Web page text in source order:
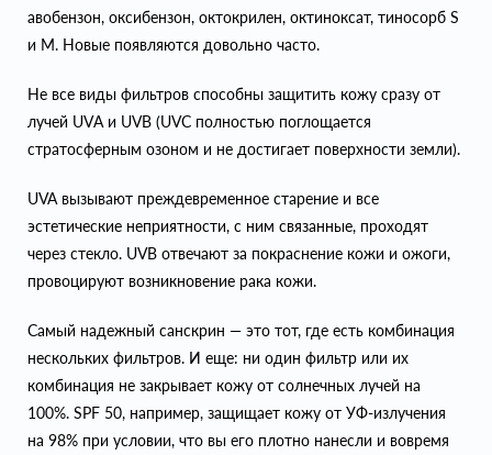
авобензон, оксибензон, октокрилен, октиноксат, тиносорб S
и M. Новые появляются довольно часто.
Не все виды фильтров способны защитить кожу сразу от
лучей UVА и UVB (UVC полностью поглощается
стратосферным озоном и не достигает поверхности земли).
UVA вызывают преждевременное старение и все
эстетические неприятности, с ним связанные, проходят
через стекло. UVВ отвечают за покраснение кожи и ожоги,
провоцируют возникновение рака кожи.
Cамый надежный санскрин — это тот, где есть комбинация
нескольких фильтров. И еще: ни один фильтр или их
комбинация не закрывает кожу от солнечных лучей на
100%. SPF 50, например, защищает кожу от УФ-излучения
на 98% при условии, что вы его плотно нанесли и вовремя